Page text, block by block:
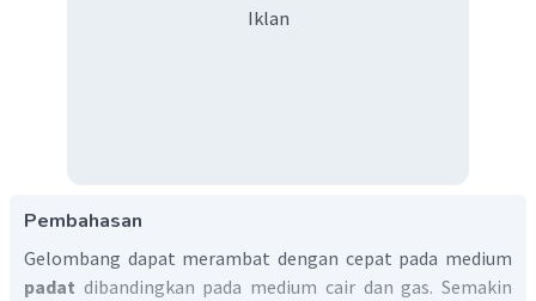
Iklan
Pembahasan
Gelombang dapat merambat dengan cepat pada medium
padat dibandingkan pada medium cair dan gas. Semakin